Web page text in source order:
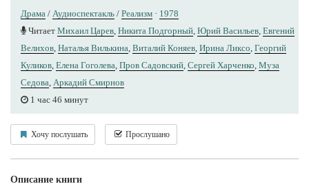
Драма / Аудиоспектакль / Реализм · 1978
Читает Михаил Царев Никита Подгорный Юрий Васильев Евгений
Велихов Наталья Вилькина Виталий Коняев Ирина Ликсо Георгий
Куликов Елена Гоголева Пров Садовский Сергей Харченко Муза
Седова Аркадий Смирнов
1 час 46 минут
Хочу послушать Прослушано
Описание книги